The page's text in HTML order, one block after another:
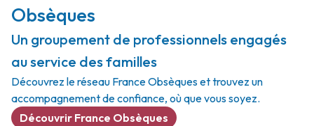
Obsèques
Un groupement de professionnels engagés
au service des familles
Découvrez le réseau France Obsèques et trouvez un
accompagnement de confiance, où que vous soyez.
Découvrir France Obsèques